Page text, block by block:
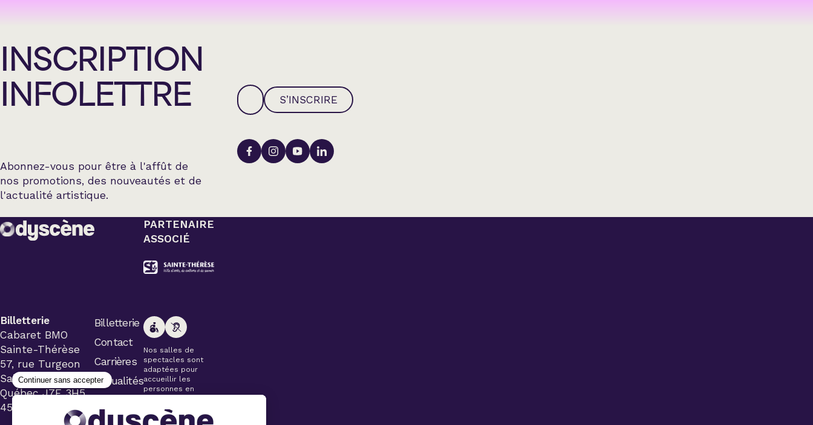
INSCRIPTION
INFOLETTRE
Abonnez-vous pour être à l'affût de
nos promotions, des nouveautés et de
l'actualité artistique.
S’INSCRIRE
Billetterie
Cabaret BMO
Sainte-Thérèse
57, rue Turgeon
Sainte-Thérèse
Québec J7E 3H5
450 434-4006
Billetterie
Contact
Carrières
Actualités
PARTENAIRE
ASSOCIÉ
Nos salles de
spectacles sont
adaptées pour
accueillir les
personnes en
Veuillez
simplement aviser